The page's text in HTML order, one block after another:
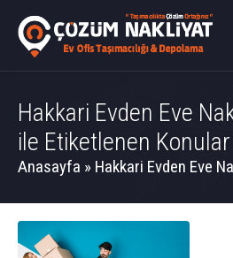
Hakkari Evden Eve
ile Etiketlenen Konular
Anasayfa » Hakkari Evden Eve